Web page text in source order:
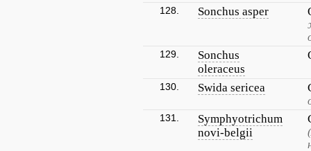
128. Sonchus asper
129.
Sonchus
oleraceus
130. Swida sericea
131.
Symphyotrichum
novi-belgii